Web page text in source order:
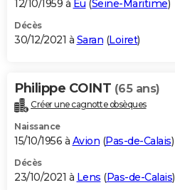
12/10/1959 à Eu (Seine-Maritime)
Décès
30/12/2021 à Saran (Loiret)
Philippe COINT (65 ans)
Créer une cagnotte obsèques
Naissance
15/10/1956 à Avion (Pas-de-Calais)
Décès
23/10/2021 à Lens (Pas-de-Calais)